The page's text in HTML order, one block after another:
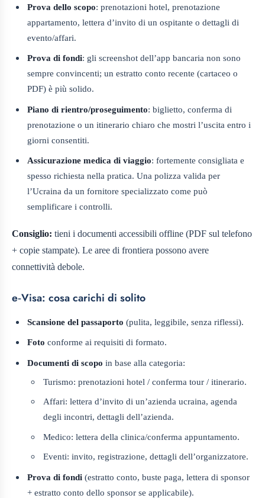
Prova dello scopo: prenotazioni hotel, prenotazione
appartamento, lettera d’invito di un ospitante o dettagli di
evento/affari.
Prova di fondi: gli screenshot dell’app bancaria non sono
sempre convincenti; un estratto conto recente (cartaceo o
PDF) è più solido.
Piano di rientro/proseguimento: biglietto, conferma di
prenotazione o un itinerario chiaro che mostri l’uscita entro i
giorni consentiti.
Assicurazione medica di viaggio: fortemente consigliata e
spesso richiesta nella pratica. Una polizza valida per
l’Ucraina da un fornitore specializzato come può
semplificare i controlli.
Consiglio: tieni i documenti accessibili offline (PDF sul telefono
+ copie stampate). Le aree di frontiera possono avere
connettività debole.
e‑Visa: cosa carichi di solito
Scansione del passaporto (pulita, leggibile, senza riflessi).
Foto conforme ai requisiti di formato.
Documenti di scopo in base alla categoria:
Turismo: prenotazioni hotel / conferma tour / itinerario.
Affari: lettera d’invito di un’azienda ucraina, agenda
degli incontri, dettagli dell’azienda.
Medico: lettera della clinica/conferma appuntamento.
Eventi: invito, registrazione, dettagli dell’organizzatore.
Prova di fondi (estratto conto, buste paga, lettera di sponsor
+ estratto conto dello sponsor se applicabile).